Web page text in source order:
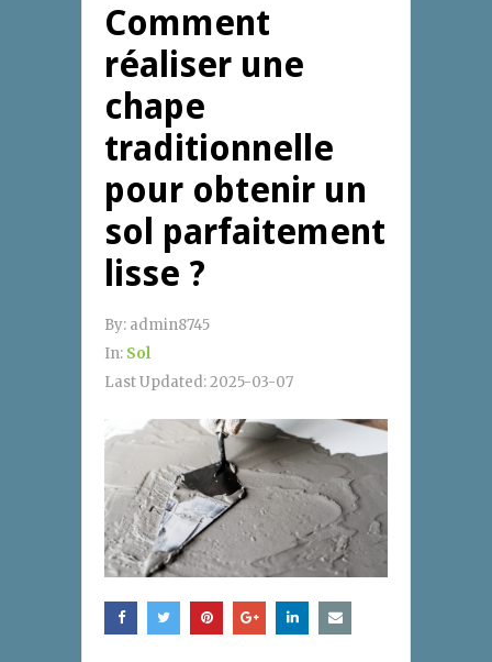
Comment
réaliser une
chape
traditionnelle
pour obtenir un
sol parfaitement
lisse ?
By: admin8745
In: Sol
Last Updated:2025-03-07